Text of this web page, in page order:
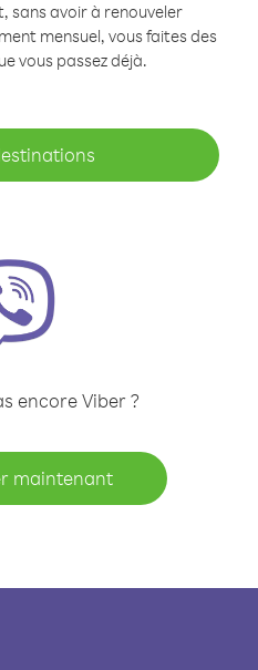
sans avoir à renouveler
mensuel, vous faites des
vous passez déjà.
encore Viber ?
maintenant